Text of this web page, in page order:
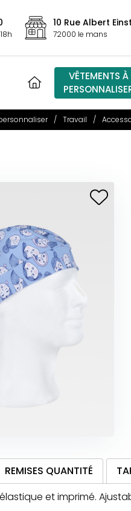
10 Rue Albert
72000 le mans
VÊTEMENTS À
Travail
REMISES QUANTITÉ
et imprimé.